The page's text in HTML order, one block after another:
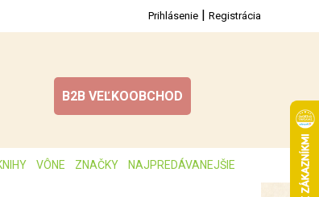
Prihlásenie | Registrácia
B2B VEĽKOOBCHOD
VÔNE ZNAČKY NAJPREDÁVANEJŠIE